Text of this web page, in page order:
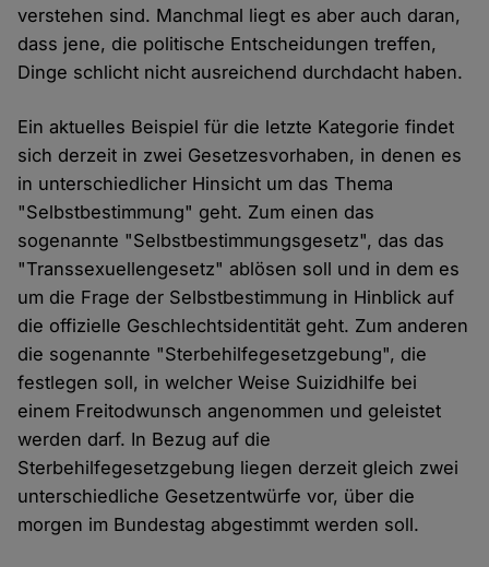
verstehen sind. Manchmal liegt es aber auch daran,
dass jene, die politische Entscheidungen treffen,
Dinge schlicht nicht ausreichend durchdacht haben.
Ein aktuelles Beispiel für die letzte Kategorie findet
sich derzeit in zwei Gesetzesvorhaben, in denen es
in unterschiedlicher Hinsicht um das Thema
"Selbstbestimmung" geht. Zum einen das
sogenannte "Selbstbestimmungsgesetz", das das
"Transsexuellengesetz" ablösen soll und in dem es
um die Frage der Selbstbestimmung in Hinblick auf
die offizielle Geschlechtsidentität geht. Zum anderen
die sogenannte "Sterbehilfegesetzgebung", die
festlegen soll, in welcher Weise Suizidhilfe bei
einem Freitodwunsch angenommen und geleistet
werden darf. In Bezug auf die
Sterbehilfegesetzgebung liegen derzeit gleich zwei
unterschiedliche Gesetzentwürfe vor, über die
morgen im Bundestag abgestimmt werden soll.